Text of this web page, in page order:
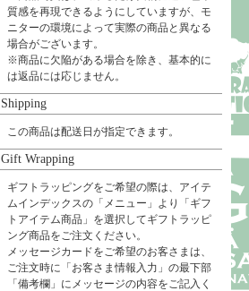
質感を再現できるようにしていますが、モ
ニターの環境によって実際の商品と異なる
場合がございます。
※商品に欠陥がある場合を除き、基本的に
は返品には応じません。
Shipping
この商品は配送日が指定できます。
Gift Wrapping
ギフトラッピングをご希望の際は、アイテ
ムインデックスの「メニュー」より「ギフ
トアイテム商品」を選択してギフトラッピ
ング商品をご注文ください。
メッセージカードをご希望のお客さまは、
ご注文時に「お客さま情報入力」の最下部
「備考欄」にメッセージの内容をご記入く